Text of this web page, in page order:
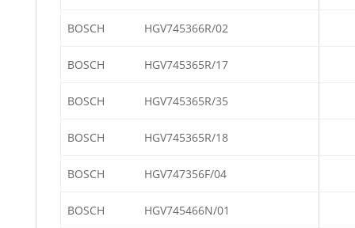
BOSCH HGV745366R/02
BOSCH HGV745365R/17
BOSCH HGV745365R/35
BOSCH HGV745365R/18
BOSCH HGV747356F/04
BOSCH HGV745466N/01